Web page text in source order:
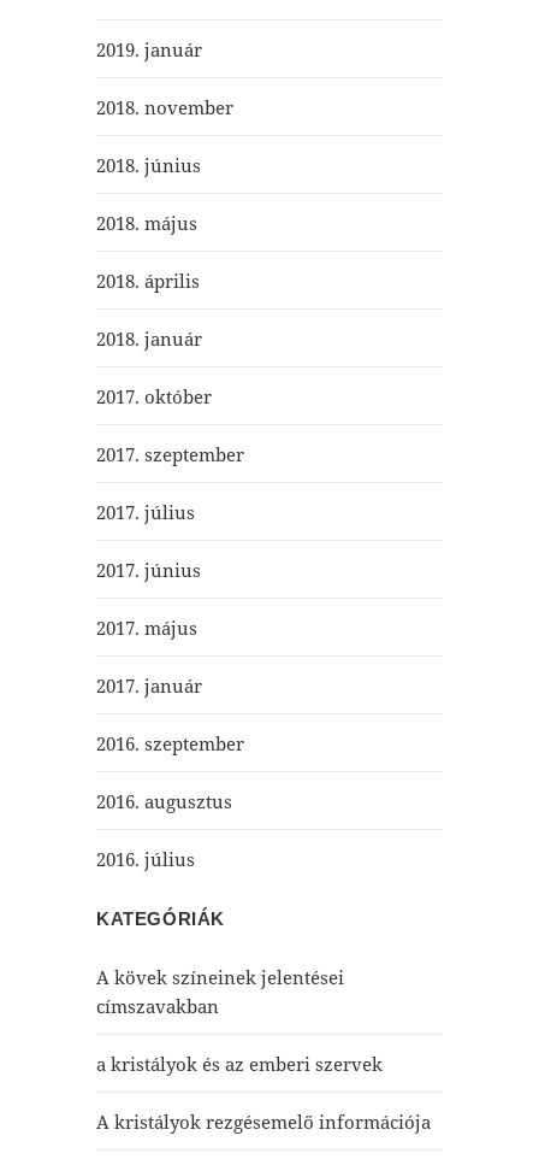
2019. január
2018. november
2018. június
2018. május
2018. április
2018. január
2017. október
2017. szeptember
2017. július
2017. június
2017. május
2017. január
2016. szeptember
2016. augusztus
2016. július
KATEGÓRIÁK
A kövek színeinek jelentései
címszavakban
a kristályok és az emberi szervek
A kristályok rezgésemelő információja